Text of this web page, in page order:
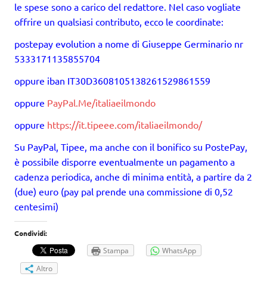
le spese sono a carico del redattore. Nel caso vogliate
offrire un qualsiasi contributo, ecco le coordinate:
postepay evolution a nome di Giuseppe Germinario nr
5333171135855704
oppure iban IT30D3608105138261529861559
oppure PayPal.Me/italiaeilmondo
oppure https://it.tipeee.com/italiaeilmondo/
Su PayPal, Tipee, ma anche con il bonifico su PostePay,
è possibile disporre eventualmente un pagamento a
cadenza periodica, anche di minima entità, a partire da 2
(due) euro (pay pal prende una commissione di 0,52
centesimi)
Condividi:
Stampa
WhatsApp
Altro